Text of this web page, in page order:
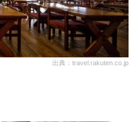
出典：travel.rakuten.co.jp